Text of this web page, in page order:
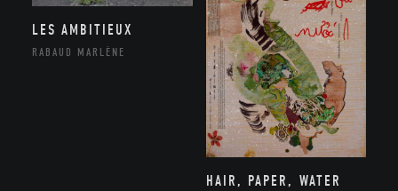
LES AMBITIEUX
RABAUD MARLÈNE
HAIR, PAPER, WATER